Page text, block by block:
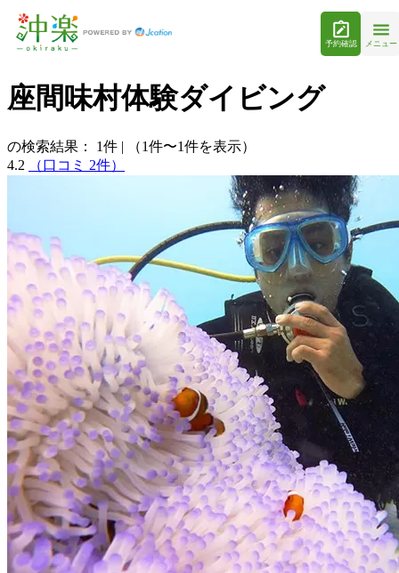
予約確認 メニュー
座間味村体験ダイビング
の検索結果： 1件 |
（1件〜1件を表示）
4.2
（口コミ 2件）